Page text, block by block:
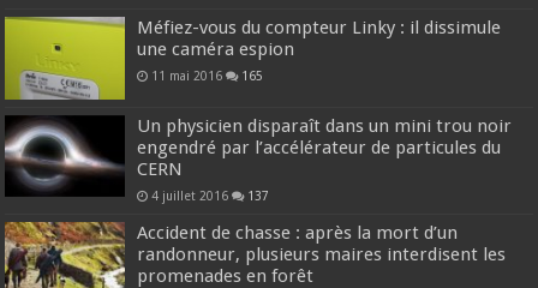
Méfiez-vous du compteur Linky : il dissimule
une caméra espion
11 mai 2016 165
Un physicien disparaît dans un mini trou noir
engendré par l’accélérateur de particules du
CERN
4 juillet 2016 137
Accident de chasse : après la mort d’un
randonneur, plusieurs maires interdisent les
promenades en forêt